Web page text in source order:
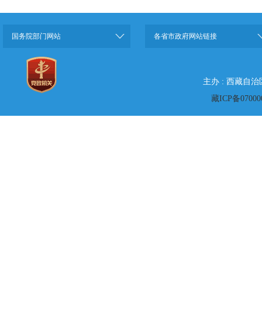
国务院部门网站 各省市政府网站链接
主办 : 西藏自治
藏ICP备